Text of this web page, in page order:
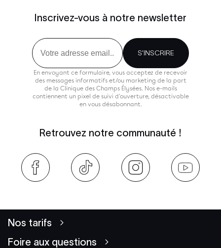
Inscrivez-vous à notre newsletter
Email
S'INSCRIRE
En envoyant ce formulaire, vous acceptez de recevoir
des messages informatifs et/ou marketing de la part
de la Clinique des Champs Élysées. Nos e-mails
contiennent un pixel de suivi d'ouverture, désactivable
en vous désabonnant.
Retrouvez notre communauté !
Nos tarifs
Foire aux questions